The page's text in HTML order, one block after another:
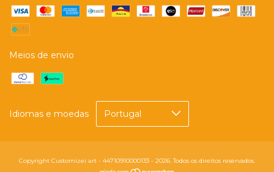
Meios de envio
Idiomas e moedas
Copyright Customizei art - 44710910000133 - 2026. Todos os direitos reservados.